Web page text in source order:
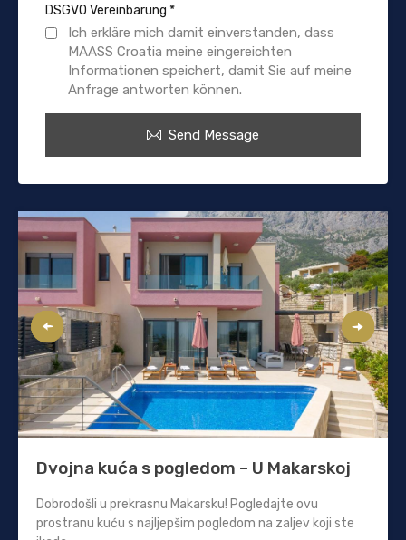
DSGVO Vereinbarung *
Ich erkläre mich damit einverstanden, dass
MAASS Croatia meine eingereichten
Informationen speichert, damit Sie auf meine
Anfrage antworten können.
Send Message
Dvojna kuća s pogledom – U Makarskoj
Dobrodošli u prekrasnu Makarsku! Pogledajte ovu
prostranu kuću s najljepšim pogledom na zaljev koji ste